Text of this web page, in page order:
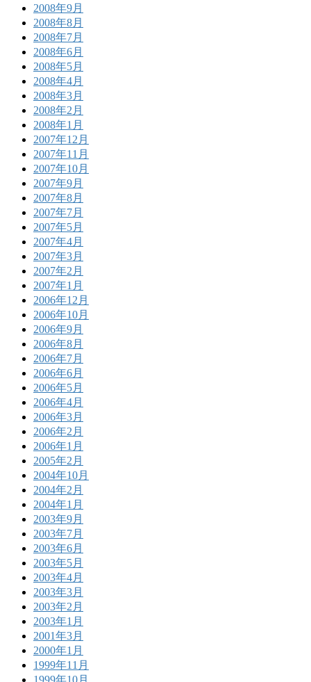
2008年9月
2008年8月
2008年7月
2008年6月
2008年5月
2008年4月
2008年3月
2008年2月
2008年1月
2007年12月
2007年11月
2007年10月
2007年9月
2007年8月
2007年7月
2007年5月
2007年4月
2007年3月
2007年2月
2007年1月
2006年12月
2006年10月
2006年9月
2006年8月
2006年7月
2006年6月
2006年5月
2006年4月
2006年3月
2006年2月
2006年1月
2005年2月
2004年10月
2004年2月
2004年1月
2003年9月
2003年7月
2003年6月
2003年5月
2003年4月
2003年3月
2003年2月
2003年1月
2001年3月
2000年1月
1999年11月
1999年10月